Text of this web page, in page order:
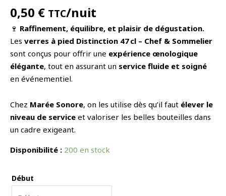
0,50 € TTC/nuit
🍷 Raffinement, équilibre, et plaisir de dégustation.
Les verres à pied Distinction 47 cl – Chef & Sommelier
sont conçus pour offrir une expérience œnologique
élégante, tout en assurant un service fluide et soigné
en événementiel.
Chez Marée Sonore, on les utilise dès qu’il faut élever le
niveau de service et valoriser les belles bouteilles dans
un cadre exigeant.
Disponibilité : 200 en stock
Début